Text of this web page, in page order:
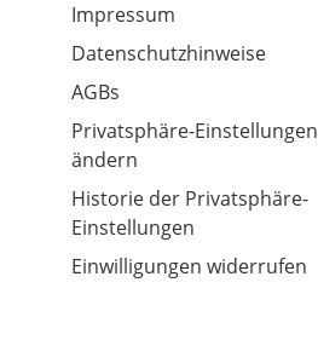
Impressum
Datenschutzhinweise
AGBs
Privatsphäre-Einstellungen
ändern
Historie der Privatsphäre-
Einstellungen
Einwilligungen widerrufen